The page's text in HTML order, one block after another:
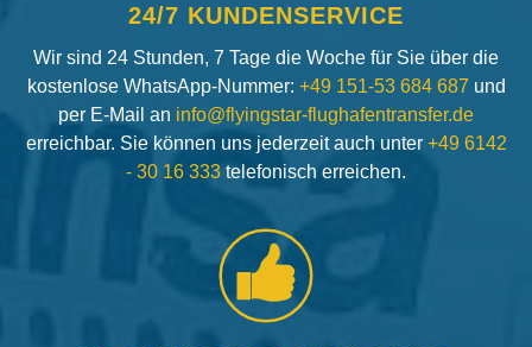
24/7 KUNDENSERVICE
Wir sind 24 Stunden, 7 Tage die Woche für Sie über die
kostenlose WhatsApp-Nummer: +49 151-53 684 687 und
per E-Mail an info@flyingstar-flughafentransfer.de
erreichbar. Sie können uns jederzeit auch unter +49 6142
- 30 16 333 telefonisch erreichen.